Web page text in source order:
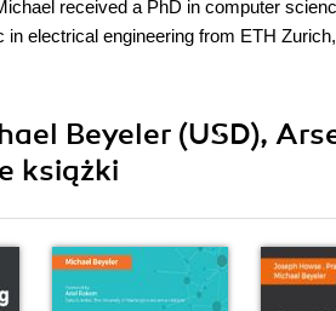
received a PhD in computer
electrical engineering from ETH
Beyeler (USD),
książki